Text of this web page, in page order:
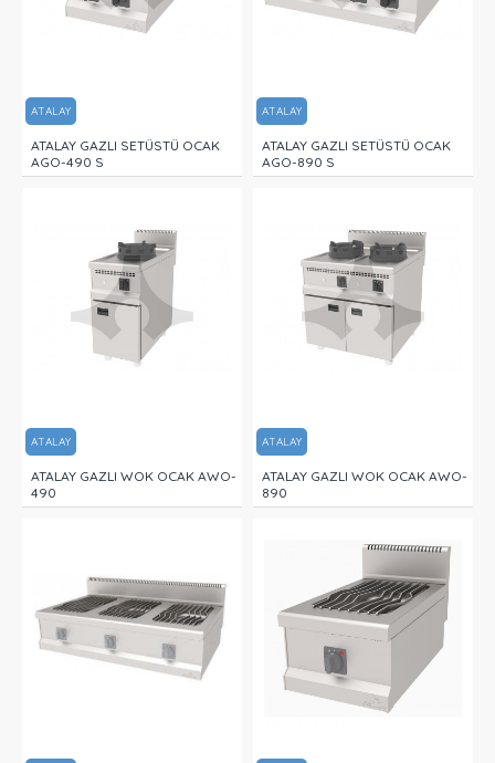
ATALAY
ATALAY GAZLI SETÜSTÜ OCAK
AGO-490 S
ATALAY
ATALAY GAZLI SETÜSTÜ OCAK
AGO-890 S
ATALAY
ATALAY GAZLI WOK OCAK AWO-
490
ATALAY
ATALAY GAZLI WOK OCAK AWO-
890